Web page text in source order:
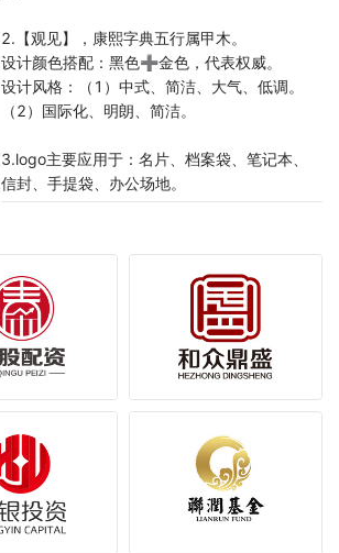
2.【观见】，康熙字典五行属甲木。
设计颜色搭配：黑色➕金色，代表权威。
设计风格：（1）中式、简洁、大气、低调。
（2）国际化、明朗、简洁。
3.logo主要应用于：名片、档案袋、笔记本、
信封、手提袋、办公场地。